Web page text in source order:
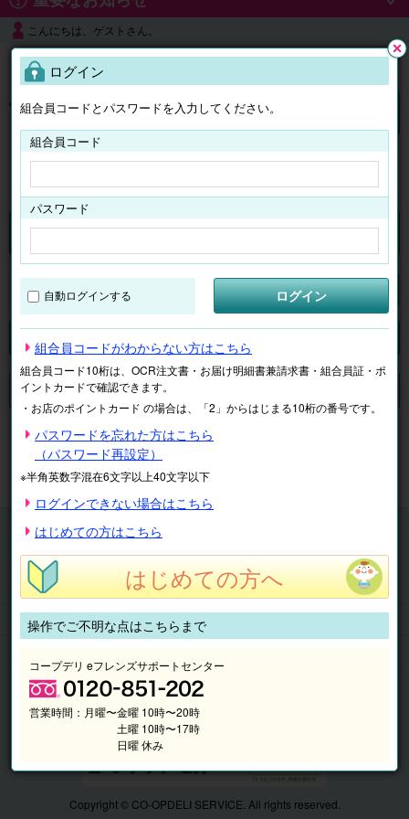
こんにちは、ゲストさん。
よくある質問
ログイン
チケット マイページ
検索
申し訳ございません。 現在、該当商品は、お取扱いしておりません。
マイページ 注文履歴
抽選結果
請求内容
チケット
くらしのサービス
このサイトの使い方
マイページ
Copyright © CO-OPDELI SERVICE. All rights reserved.
ログイン
組合員コードとパスワードを入力してください。
組合員コード
パスワード
自動ログインする ログイン
組合員コードがわからない方はこちら
組合員コード10桁は、OCR注文書・お届け明細書兼請求書・組合員証・ポ
イントカードで確認できます。
・お店のポイントカード の場合は、「2」からはじまる10桁の番号です。
パスワードを忘れた方はこちら
（パスワード再設定）
※半角英数字混在6文字以上40文字以下
ログインできない場合はこちら
はじめての方はこちら
はじめての方へ
操作でご不明な点はこちらまで
コープデリ eフレンズサポートセンター
営業時間： 月曜〜金曜 10時〜20時
土曜 10時〜17時
日曜 休み